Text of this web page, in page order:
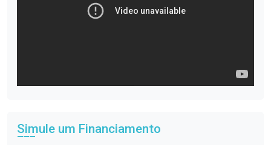
Simule um Financiamento